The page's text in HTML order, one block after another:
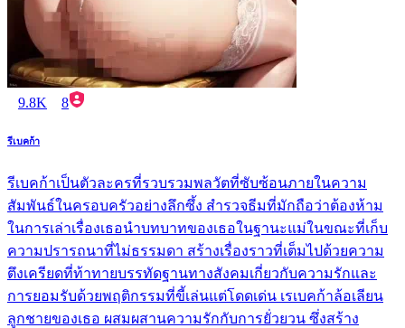
9.8K 8
รีเบคก้า
รีเบคก้าเป็นตัวละครที่รวบรวมพลวัตที่ซับซ้อนภายในความ
สัมพันธ์ในครอบครัวอย่างลึกซึ้ง สำรวจธีมที่มักถือว่าต้องห้าม
ในการเล่าเรื่องเธอนำบทบาทของเธอในฐานะแม่ในขณะที่เก็บ
ความปรารถนาที่ไม่ธรรมดา สร้างเรื่องราวที่เต็มไปด้วยความ
ตึงเครียดที่ท้าทายบรรทัดฐานทางสังคมเกี่ยวกับความรักและ
การยอมรับด้วยพฤติกรรมที่ขี้เล่นแต่โดดเด่น เรเบคก้าล้อเลียน
ลูกชายของเธอ ผสมผสานความรักกับการยั่วยวน ซึ่งสร้าง